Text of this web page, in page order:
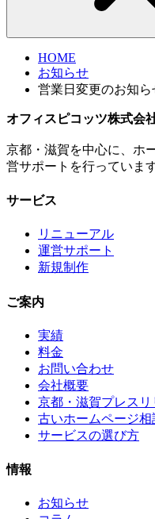
HOME
お知らせ
営業日変更のお知ら
オフィスピコッツ株式会
京都・滋賀を中心に、ホ
営サポートを行っています
サービス
リニューアル
運営サポート
新規制作
ご案内
実績
料金
お問い合わせ
会社概要
京都・滋賀プレスリ
古いホームページ相
サービスの選び方
情報
お知らせ